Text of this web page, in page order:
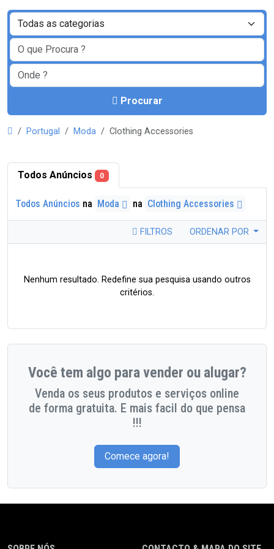
Procurar
Portugal Moda Clothing Accessories
Todos Anúncios 0
Todos Anúncios na Moda na Clothing Accessories
FILTROS ORDENAR POR
Nenhum resultado. Redefine sua pesquisa usando outros
critérios.
Você tem algo para vender ou alugar?
Venda os seus produtos e serviços online
de forma gratuita. E mais facil do que pensa
!!!
Comece agora!